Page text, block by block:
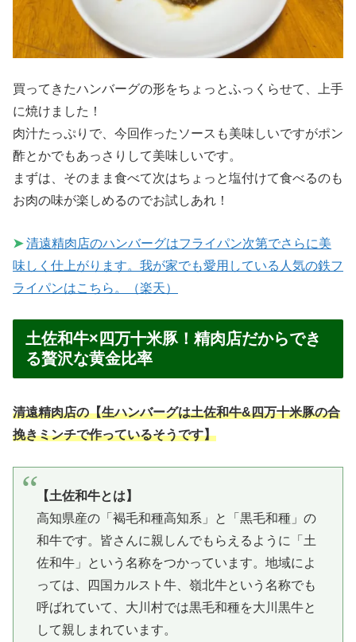
買ってきたハンバーグの形をちょっとふっくらせて、上手
に焼けました！
肉汁たっぷりで、今回作ったソースも美味しいですがポン
酢とかでもあっさりして美味しいです。
まずは、そのまま食べて次はちょっと塩付けて食べるのも
お肉の味が楽しめるのでお試しあれ！
➤清遠精肉店のハンバーグはフライパン次第でさらに美
味しく仕上がります。我が家でも愛用している人気の鉄フ
ライパンはこちら。（楽天）
土佐和牛×四万十米豚！精肉店だからでき
る贅沢な黄金比率
清遠精肉店の【生ハンバーグは土佐和牛&四万十米豚の合
挽きミンチで作っているそうです】
【土佐和牛とは】
高知県産の「褐毛和種高知系」と「黒毛和種」の
和牛です。皆さんに親しんでもらえるように「土
佐和牛」という名称をつかっています。地域によ
っては、四国カルスト牛、嶺北牛という名称でも
呼ばれていて、大川村では黒毛和種を大川黒牛と
して親しまれています。